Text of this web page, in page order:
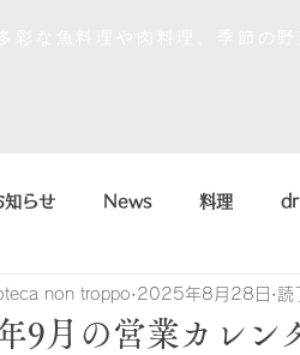
知らせ News 料理
セイ イベント sdgs
9月の営業カレン
non troppo 2025年8月28日 読